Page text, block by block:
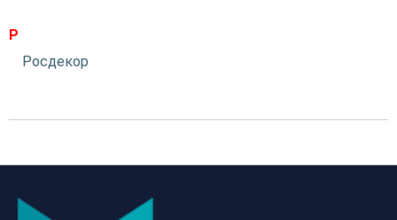
Р
Росдекор